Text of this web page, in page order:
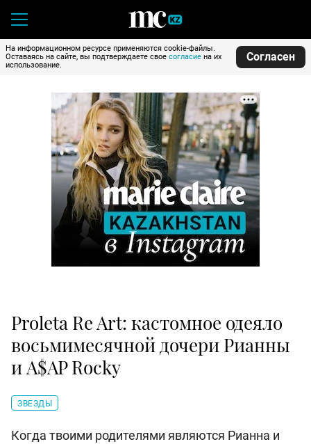
На информационном ресурсе применяются cookie-файлы.
Оставаясь на сайте, вы подтверждаете свое согласие на их
использование.
Согласен
Proleta Re Art: кастомное одеяло
восьмимесячной дочери Рианны
и A$AP Rocky
ЗВЕЗДЫ
Когда твоими родителями являются Рианна и